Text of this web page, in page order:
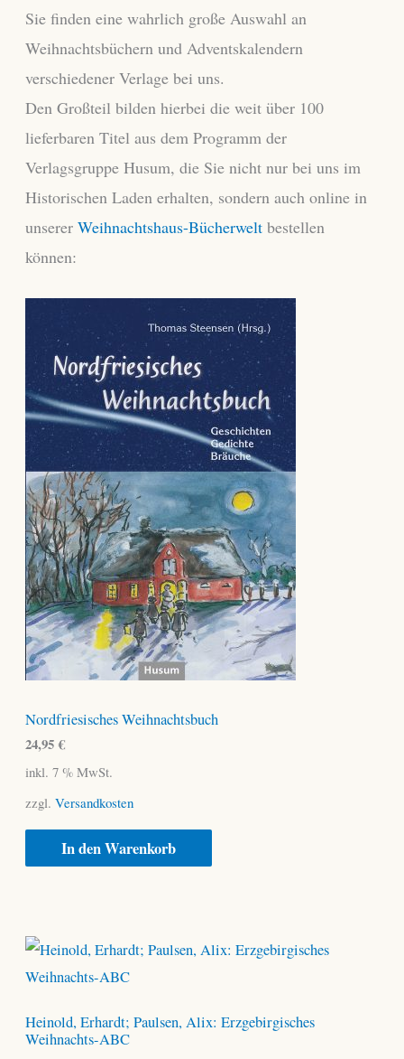
Sie finden eine wahrlich große Auswahl an
Weihnachtsbüchern und Adventskalendern
verschiedener Verlage bei uns.
Den Großteil bilden hierbei die weit über 100
lieferbaren Titel aus dem Programm der
Verlagsgruppe Husum, die Sie nicht nur bei uns im
Historischen Laden erhalten, sondern auch online in
unserer Weihnachtshaus-Bücherweltbestellen
können:
Nordfriesisches Weihnachtsbuch
24,95€
inkl. 7 % MwSt.
zzgl. Versandkosten
In den Warenkorb
Heinold, Erhardt; Paulsen, Alix: Erzgebirgisches
Weihnachts-ABC